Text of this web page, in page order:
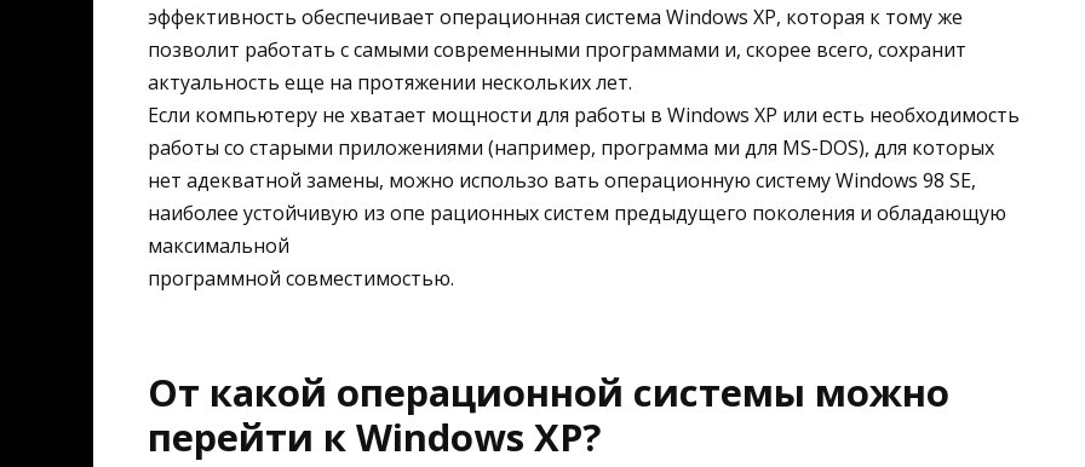
эффективность обеспечивает операционная система Windows XP, которая к тому же
позволит работать с самыми современными программами и, скорее всего, сохранит
актуальность еще на протяжении нескольких лет.
Если компьютеру не хватает мощности для работы в Windows XP или есть необходимость
работы со старыми приложениями (например, программа ми для MS-DOS), для которых
нет адекватной замены, можно использо вать операционную систему Windows 98 SE,
наиболее устойчивую из опе рационных систем предыдущего поколения и обладающую
максимальной
программной совместимостью.
От какой операционной системы можно
перейти к Windows XP?